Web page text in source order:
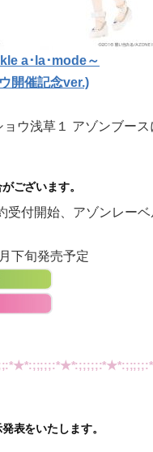
a･la･mode～
開催記念ver.)
ウ浅草１ アゾンブース
ございます。
付開始、アゾンレー
下旬発売予定
表をいたします。